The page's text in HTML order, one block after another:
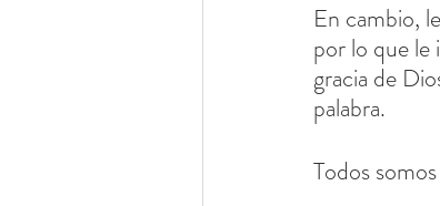
En cambio,
por lo que le
gracia de
palabra.
Todos